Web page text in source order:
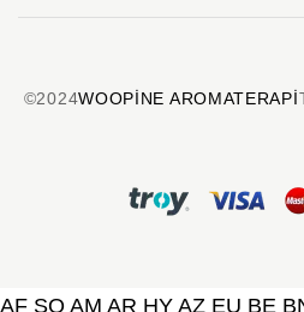
©2024WOOPINE AROMATERAPI
AF SQ AM AR HY AZ EU BE